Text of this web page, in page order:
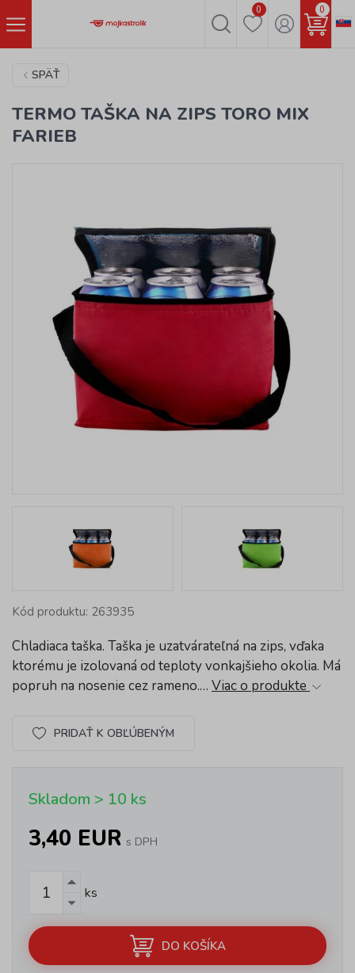
0 0
SPÄŤ
TERMO TAŠKA NA ZIPS TORO MIX
FARIEB
Kód produktu: 263935
Chladiaca taška. Taška je uzatvárateľná na zips, vďaka
ktorému je izolovaná od teploty vonkajšieho okolia. Má
popruh na nosenie cez rameno.… Viac o produkte
PRIDAŤ K OBĽÚBENÝM
Skladom > 10 ks
3,40 EUR s DPH
ks
DO KOŠÍKA